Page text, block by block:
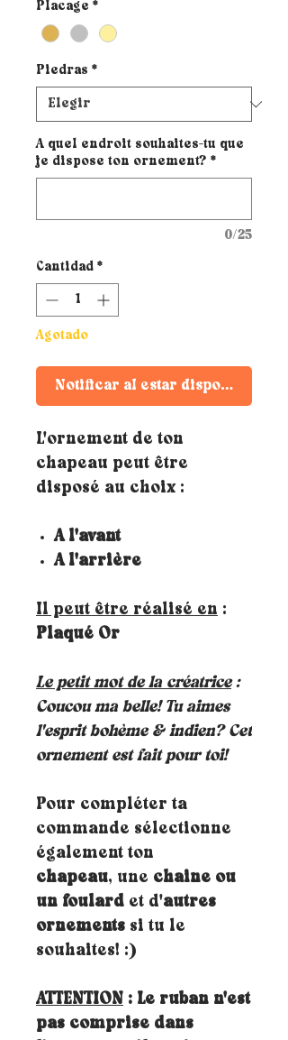
Placage *
Piedras *
A quel endroit souhaites-tu que
je dispose ton ornement? *
0/25
Cantidad *
Agotado
Notificar al estar disponible
L'ornement de ton
chapeau peut être
disposé au choix :
A l'avant
A l'arrière
Il peut être réalisé en :
Plaqué Or
Le petit mot de la créatrice:
Coucou ma belle! Tu aimes
l'esprit bohème & indien? Cet
ornement est fait pour toi!
Pour compléter ta
commande sélectionne
également ton
chapeau, une chaine ou
un foulard et d'autres
ornements si tu le
souhaites! :)
ATTENTION : Le ruban n'est
pas comprise dans